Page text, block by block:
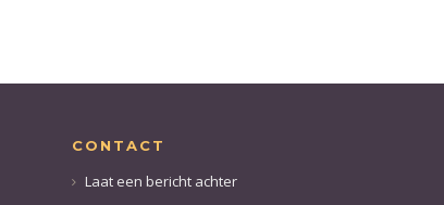
CONTACT
Laat een bericht achter